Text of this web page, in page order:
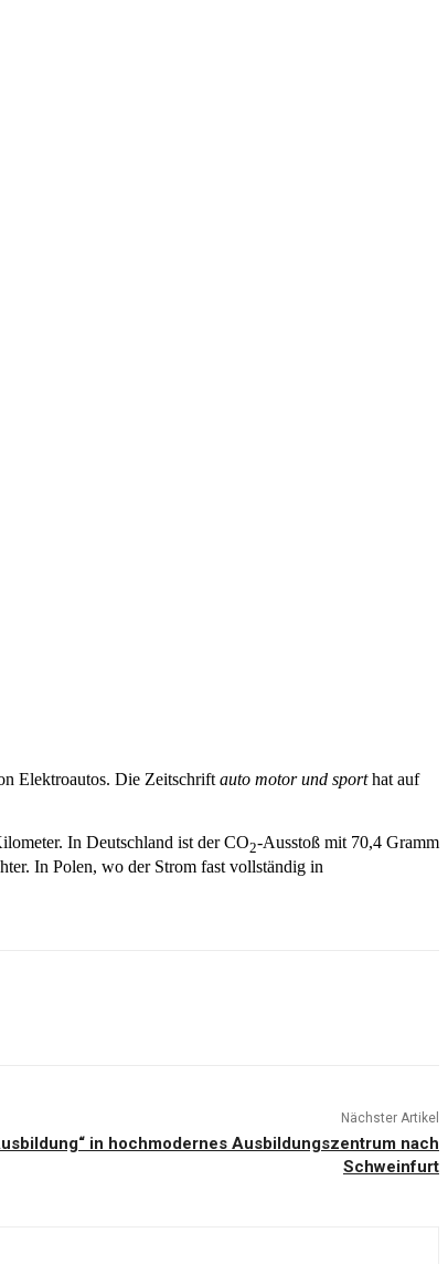
Elektroautos. Die Zeitschrift auto motor und sporthat auf
In Deutschland ist der CO2-Ausstoß mit 70,4 Gramm
In Polen, wo der Strom fast vollständig in
Nächster Artikel
in hochmodernes Ausbildungszentrum nach
Schweinfurt